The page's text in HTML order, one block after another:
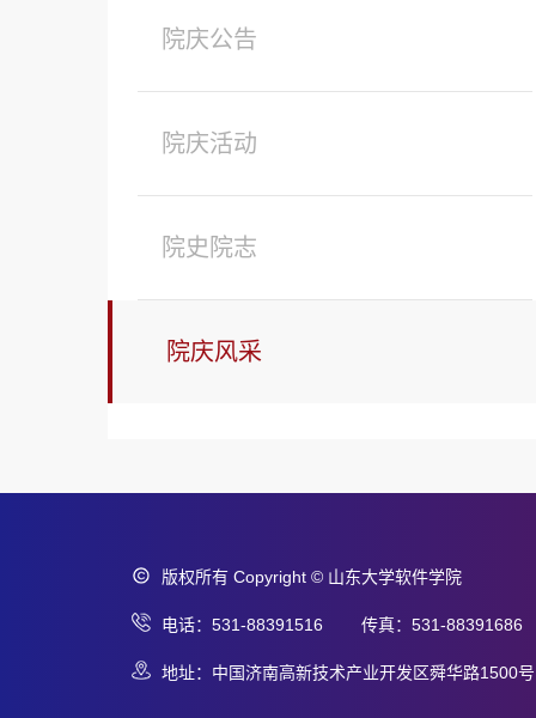
院庆公告
院庆活动
院史院志
院庆风采
版权所有 Copyright © 山东大学软件学院
电话：531-88391516 传真：531-88391686
地址：中国济南高新技术产业开发区舜华路